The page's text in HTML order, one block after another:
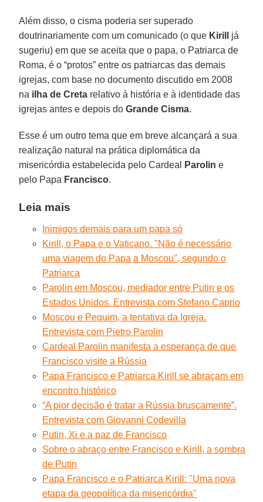
Além disso, o cisma poderia ser superado
doutrinariamente com um comunicado (o que Kirill
já
sugeriu) em que se aceita que o papa, o Patriarca de
Roma, é o “protos” entre os patriarcas das demais
igrejas, com base no documento discutido em 2008
na ilha de Creta relativo à história e à identidade das
igrejas antes e depois doGrande Cisma.
Esse é um outro tema que em breve alcançará a sua
realização natural na prática diplomática da
misericórdia estabelecida pelo Cardeal
Parolin e
pelo Papa Francisco.
Leia mais
Inimigos demais para um papa só
Kirill, o Papa e o Vaticano. "Não é necessário
uma viagem do Papa a Moscou", segundo o
Patriarca
Parolin em Moscou, mediador entre Putin e os
Estados Unidos. Entrevista com Stefano Caprio
Moscou e Pequim, a tentativa da Igreja.
Entrevista com Pietro Parolin
Cardeal Parolin manifesta a esperança de que
Francisco visite a Rússia
Papa Francisco e Patriarca Kirill se abraçam em
encontro histórico
“A pior decisão é tratar a Rússia bruscamente”.
Entrevista com Giovanni Codevilla
Putin, Xi e a paz de Francisco
Sobre o abraço entre Francisco e Kirill, a sombra
de Putin
Papa Francisco e o Patriarca Kirill: "Uma nova
etapa da geopolítica da misericórdia"